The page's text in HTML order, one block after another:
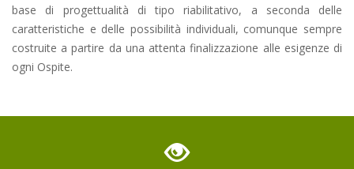
base di progettualità di tipo riabilitativo, a seconda delle
caratteristiche e delle possibilità individuali, comunque sempre
costruite a partire da una attenta finalizzazione alle esigenze di
ogni Ospite.